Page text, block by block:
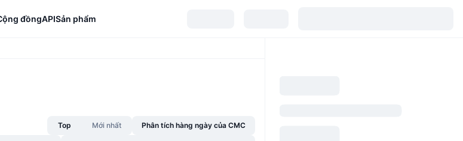
đồngAPISản phẩm
Top Mới nhất Phân tích hàng ngày của CMC